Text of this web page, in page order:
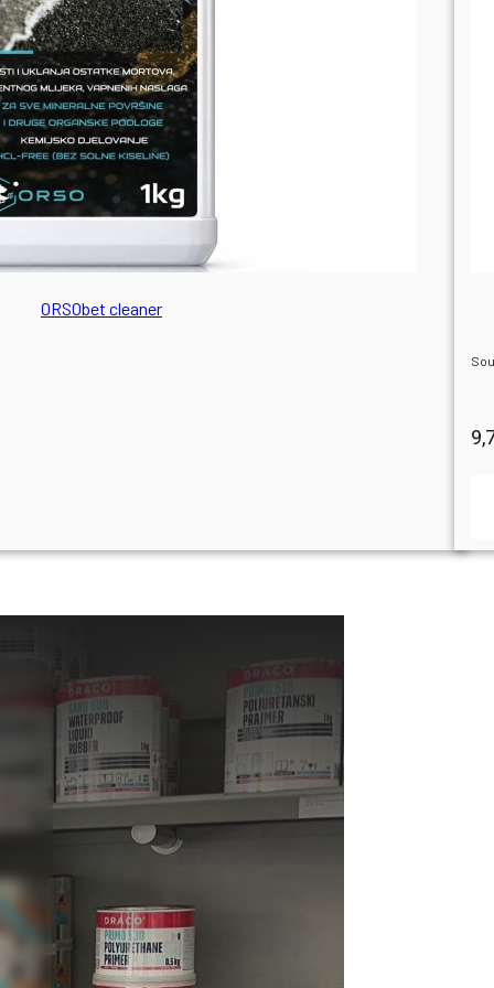
ORSObet cleaner